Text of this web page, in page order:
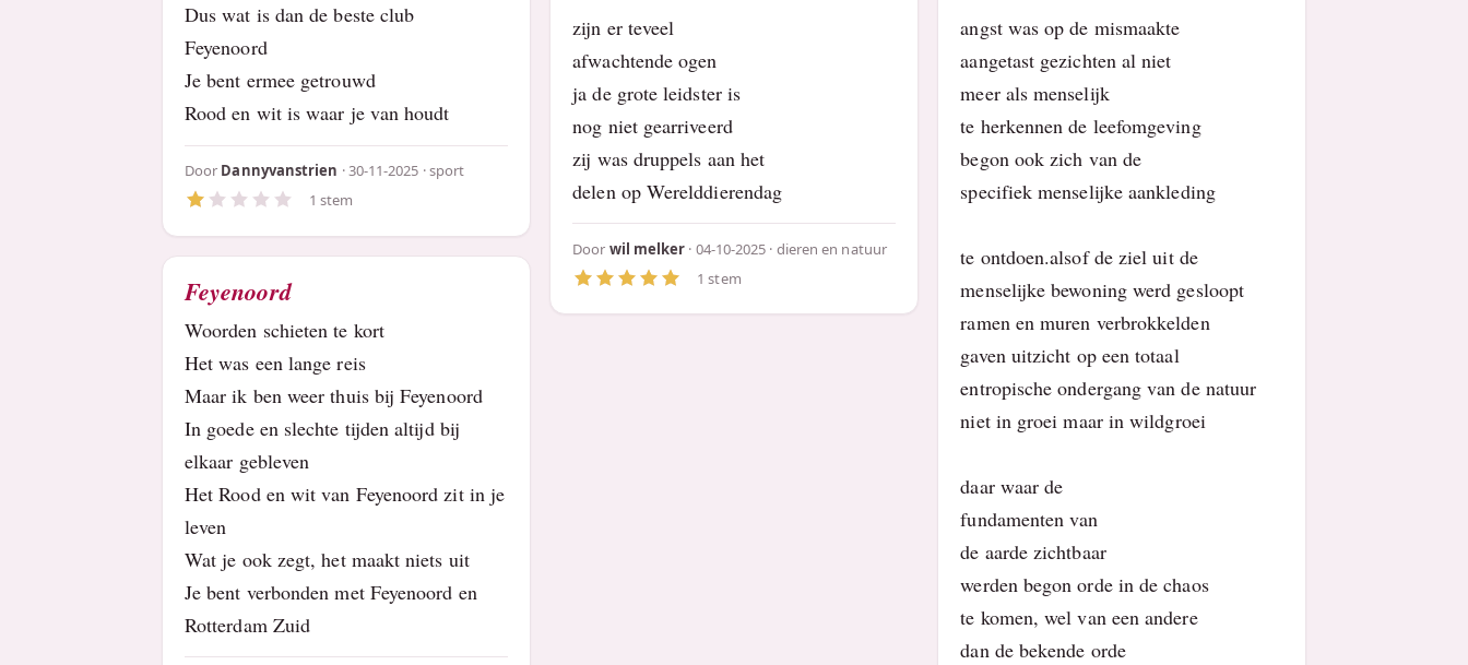
Dus wat is dan de beste club
Feyenoord
Je bent ermee getrouwd
Rood en wit is waar je van houdt
Door Dannyvanstrien · 30-11-2025 ·sport
1 stem
Feyenoord
Woorden schieten te kort
Het was een lange reis
Maar ik ben weer thuis bij Feyenoord
In goede en slechte tijden altijd bij
elkaar gebleven
Het Rood en wit van Feyenoord zit in je
leven
Wat je ook zegt, het maakt niets uit
Je bent verbonden met Feyenoord en
Rotterdam Zuid
zijn er teveel
afwachtende ogen
ja de grote leidster is
nog niet gearriveerd
zij was druppels aan het
delen op Werelddierendag
Door wil melker · 04-10-2025 · dieren en natuur
1 stem
angst was op de mismaakte
aangetast gezichten al niet
meer als menselijk
te herkennen de leefomgeving
begon ook zich van de
specifiek menselijke aankleding
te ontdoen.alsof de ziel uit de
menselijke bewoning werd gesloopt
ramen en muren verbrokkelden
gaven uitzicht op een totaal
entropische ondergang van de natuur
niet in groei maar in wildgroei
daar waar de
fundamenten van
de aarde zichtbaar
werden begon orde in de chaos
te komen, wel van een andere
dan de bekende orde